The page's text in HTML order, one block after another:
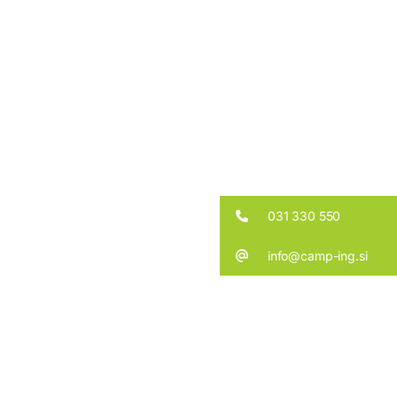
031 330 550
info@camp-ing.si